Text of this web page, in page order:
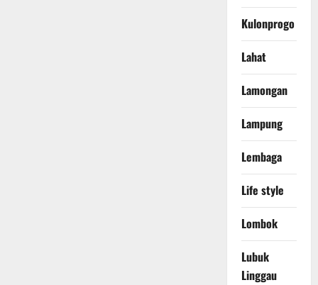
Kulonprogo
Lahat
Lamongan
Lampung
Lembaga
Life style
Lombok
Lubuk
Linggau